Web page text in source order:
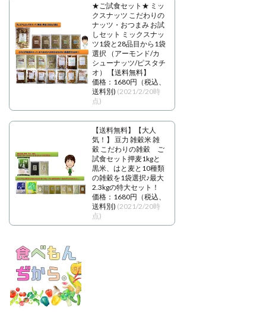
★ご試食セット★ ミッ
クスナッツ こだわりの
ナッツ・おつまみ お試
しセット ミックスナッ
ツ1袋と28品目から1袋
選択 （アーモンド/カ
シューナッツ/ピスタチ
オ） 【送料無料】
価格：1680円（税込、
送料別) (2021/2/20時
点)
【送料無料】【大人
気！】 豆力 雑穀米 雑
穀 こだわりの雑穀 ご
試食セット押麦1kgと
黒米、はと麦と10種類
の雑穀を1袋選択♪最大
2.3kgの特大セット！
価格：1680円（税込、
送料別) (2021/2/20時
点)